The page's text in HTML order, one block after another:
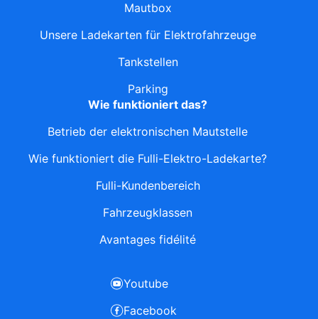
Mautbox
Unsere Ladekarten für Elektrofahrzeuge
Tankstellen
Parking
Wie funktioniert das?
Betrieb der elektronischen Mautstelle
Wie funktioniert die Fulli-Elektro-Ladekarte?
Fulli-Kundenbereich
Fahrzeugklassen
Avantages fidélité
Youtube
Facebook